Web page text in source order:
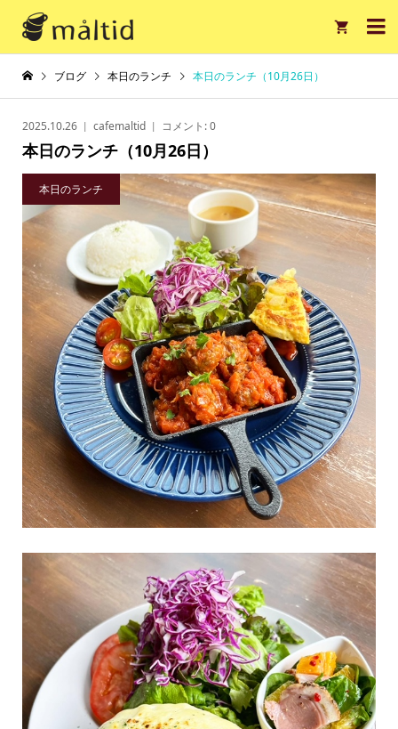

ブログ 本日のランチ 本日のランチ（10月26日）
2025.10.26 cafemaltid コメント:0
本日のランチ（10月26日）
本日のランチ